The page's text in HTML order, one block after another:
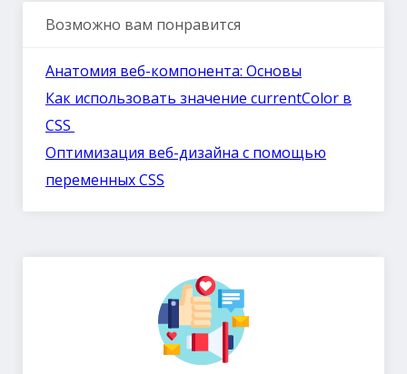
Возможно вам понравится
Анатомия веб-компонента: Основы
Как использовать значение currentColor в
CSS
Оптимизация веб-дизайна с помощью
переменных CSS